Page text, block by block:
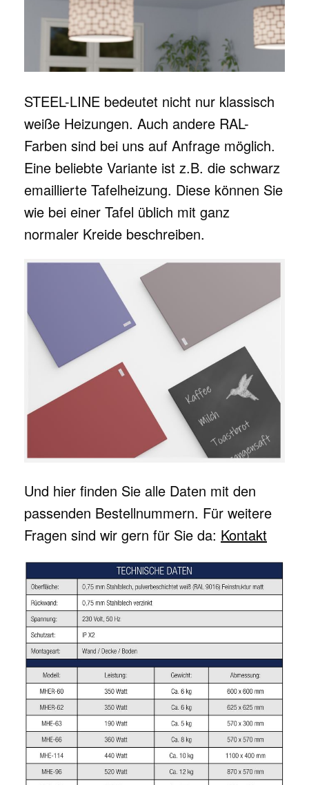
STEEL-LINE bedeutet nicht nur klassisch
weiße Heizungen. Auch andere RAL-
Farben sind bei uns auf Anfrage möglich.
Eine beliebte Variante ist z.B. die schwarz
emaillierte Tafelheizung. Diese können Sie
wie bei einer Tafel üblich mit ganz
normaler Kreide beschreiben.
Und hier finden Sie alle Daten mit den
passenden Bestellnummern. Für weitere
Fragen sind wir gern für Sie da: Kontakt